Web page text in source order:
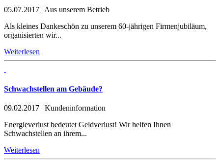
05.07.2017 | Aus unserem Betrieb
Als kleines Dankeschön zu unserem 60-jährigen Firmenjubiläum,
organisierten wir...
Weiterlesen
Schwachstellen am Gebäude?
09.02.2017 | Kundeninformation
Energieverlust bedeutet Geldverlust! Wir helfen Ihnen
Schwachstellen an ihrem...
Weiterlesen